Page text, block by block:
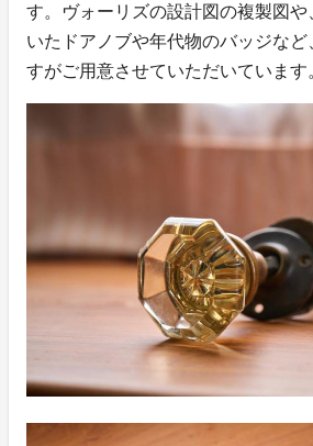
す。ヴォーリズの設計図の複製図や
いたドアノブや年代物のバッジなど
すがご用意させていただいています